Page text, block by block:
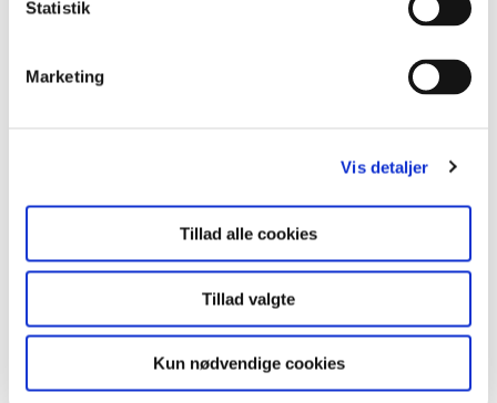
Statistik
Marketing
Vis detaljer
Tillad alle cookies
Tillad valgte
Kun nødvendige cookies
handlingsprogram for miljøområdet, der blev kaldt for
Litteratur
”Biologisk mangfoldighed i Danmark – Status og
strategi”. Udgivet af Miljø- og Energiministeriet 1995.
Redaktion Christian Prip og Peter Wind samt Henrik